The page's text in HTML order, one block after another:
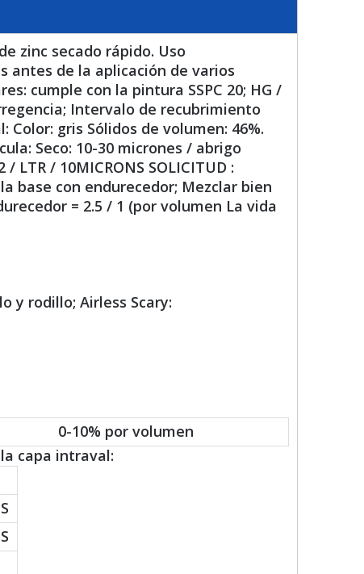
zinc secado rápido. Uso
antes de la aplicación de varios
cumple con la pintura SSPC 20; HG /
Intervalo de recubrimiento
gris Sólidos de volumen: 46%.
Seco: 10-30 micrones / abrigo
/ 10MICRONS SOLICITUD :
base con endurecedor; Mezclar bien
= 2.5 / 1 (por volumen La vida
y rodillo; Airless Scary:
0-10% por volumen
capa intraval: